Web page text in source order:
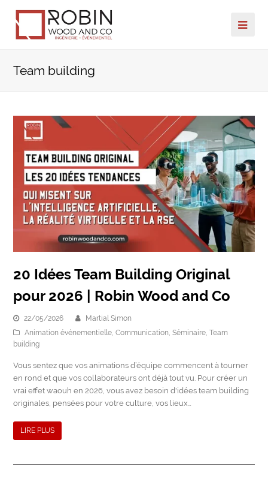
Team building
20 Idées Team Building Original
pour 2026 | Robin Wood and Co
22/05/2026
Martial Simon
Animation événementielle ,Communication ,Séminaire ,Team
building
Vous sentez que vos animations d’équipe commencent à tourner
en rond et que vos collaborateurs ont déjà tout vu. Pour créer un
vrai effet waouh en 2026, vous avez besoin d'idées team building
originales, pensées pour votre culture, vos lieux…
LIRE PLUS